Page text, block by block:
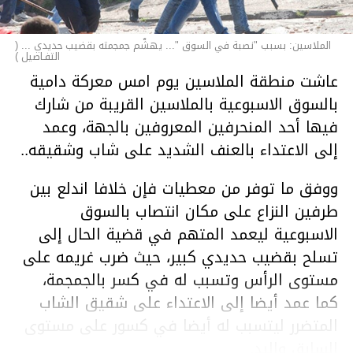
الملاسين: بسبب "نصبة في السوق "... يهشّم جمجمته بقضيب حديدي ... (
التفـاصيل )
عاشت منطقة الملاسين يوم امس معركة دامية
بالسوق الاسبوعية بالملاسين القريبة من شارك
فيها أحد المنحرفين المعروفين بالجهة، وعمد
إلى الاعتداء بالعنف الشديد على شاب وشقيقه..
ووفق ما توفر من معطيات فإن خلافا اندلع بين
طرفين النزاع على مكان انتصاب بالسوق
الاسبوعية ليعمد المتهم في قضية الحال إلى
تسلح بقضيب حديدي كبير، حيث ضرب غريمه على
مستوى الرأس وتسبب له في كسر بالجمجمة،
كما عمد أيضا إلى الاعتداء على شقيق الشاب
المتضرر ليتسبب له أيضا في كسور على مستوى